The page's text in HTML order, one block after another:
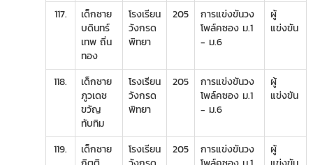
117.
เด็กชาย
บดินทร์
เทพ ถิ่น
ทอง
โรงเรียน
วังกรด
พิทยา
205
การแข่งขันวง
โพล์คซอง ม.1
- ม.6
ผู้
แข่งขัน
118.
เด็กชาย
ภูวเดช
ขวัญ
ทับทิม
โรงเรียน
วังกรด
พิทยา
205
การแข่งขันวง
โพล์คซอง ม.1
- ม.6
ผู้
แข่งขัน
119.
เด็กชาย
โรงเรียน
205
การแข่งขันวง
ผู้